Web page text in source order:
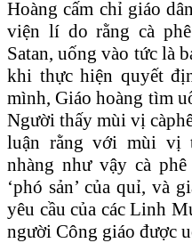
Hoàng cấm chỉ giáo
viện lí do rằng cà
Satan, uống vào tức là
khi thực hiện quyết
mình, Giáo hoàng tìm
Người thấy mùi vị
luận rằng với mùi vị
nhàng như vậy cà
‘phó sản’ của quỉ, và
yêu cầu của các Linh
người Công giáo được